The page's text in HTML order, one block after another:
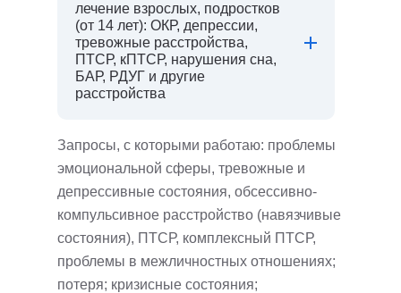
лечение взрослых, подростков
(от 14 лет): ОКР, депрессии,
тревожные расстройства,
ПТСР, кПТСР, нарушения сна,
БАР, РДУГ и другие
расстройства
Запросы, с которыми работаю: проблемы
эмоциональной сферы, тревожные и
депрессивные состояния, обсессивно-
компульсивное расстройство (навязчивые
состояния), ПТСР, комплексный ПТСР,
проблемы в межличностных отношениях;
потеря; кризисные состояния;